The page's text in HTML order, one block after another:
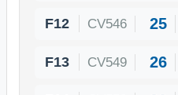
F12 CV546 25
F13 CV549 26